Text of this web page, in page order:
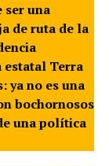
ser una
de ruta de la
estatal Terra
ya no es una
bochornosos
una política